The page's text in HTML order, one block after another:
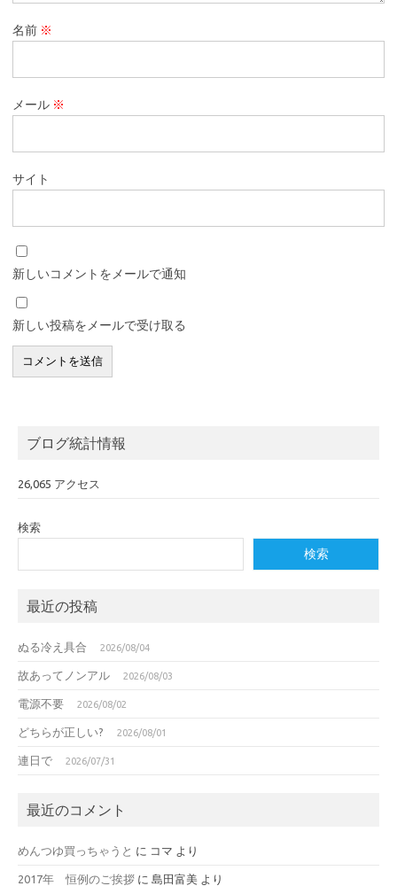
名前 ※
メール ※
サイト
新しいコメントをメールで通知
新しい投稿をメールで受け取る
ブログ統計情報
26,065 アクセス
検索
検索
最近の投稿
ぬる冷え具合 2026/08/04
故あってノンアル 2026/08/03
電源不要 2026/08/02
どちらが正しい? 2026/08/01
連日で 2026/07/31
最近のコメント
めんつゆ買っちゃうと に コマ より
2017年 恒例のご挨拶 に 島田富美 より